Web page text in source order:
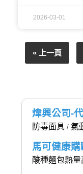
2026-03-01
« 上一頁
煒興公司-
防毒面具/ 氣
馬可健康
酸種麵包熱量